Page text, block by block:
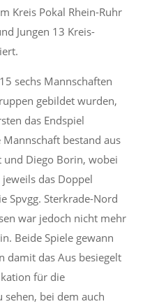
Kreis Pokal Rhein-Ruhr
Jungen 13 Kreis-
sechs Mannschaften
gebildet wurden,
das Endspiel
bestand aus
und Diego Borin, wobei
das Doppel
Spvgg. Sterkrade-Nord
war jedoch nicht mehr
Beide Spiele gewann
damit das Aus besiegelt
für die
sehen, bei dem auch